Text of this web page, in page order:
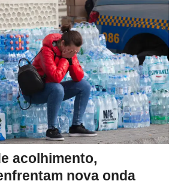
acolhimento,
nova onda